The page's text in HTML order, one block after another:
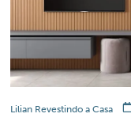
Lilian Revestindo a Casa